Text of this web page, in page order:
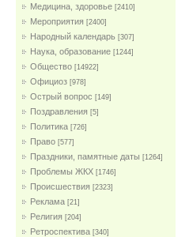
Медицина, здоровье [2410]
Мероприятия [2400]
Народный календарь [307]
Наука, образование [1244]
Общество [14922]
Официоз [978]
Острый вопрос [149]
Поздравления [5]
Политика [726]
Право [577]
Праздники, памятные даты [1264]
Проблемы ЖКХ [1746]
Проиcшествия [2323]
Реклама [21]
Религия [204]
Ретроспектива [340]